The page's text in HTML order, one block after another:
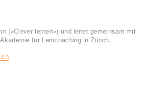
(«Clever lernen») und leitet gemeinsam mit
für Lerncoaching in Zürich.